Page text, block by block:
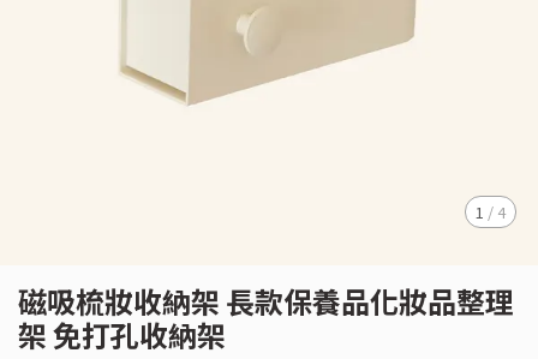
1 / 4
磁吸梳妝收納架 長款保養品化妝品整理
架 免打孔收納架